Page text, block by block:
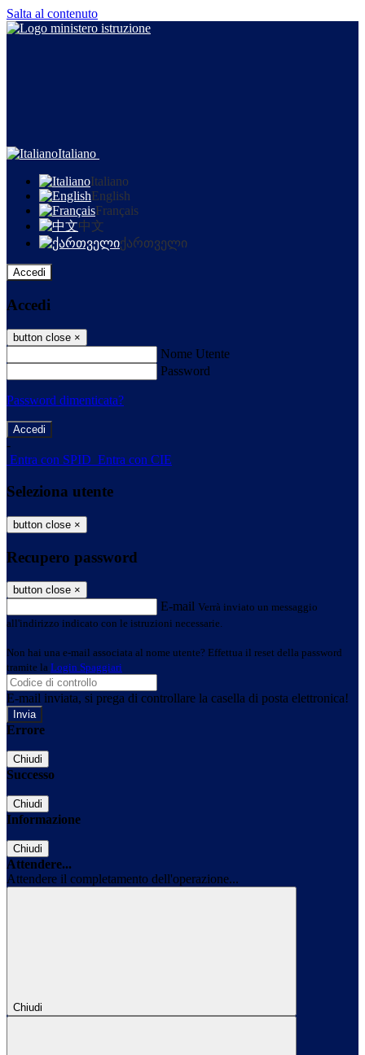
Salta al contenuto
Italiano
Italiano
English
Français
中文
ქართველი
Accedi
Accedi
button close ×
Nome Utente
Password
Password dimenticata?
-
Entra con SPID Entra con CIE
Seleziona utente
button close ×
Recupero password
button close ×
E-mail Verrà inviato un messaggio
all'indirizzo indicato con le istruzioni necessarie.
Non hai una e-mail associata al nome utente? Effettua il reset della password
tramite la Login Spaggiari
E-mail inviata, si prega di controllare la casella di posta elettronica!
Errore
Chiudi
Successo
Chiudi
Informazione
Chiudi
Attendere...
Attendere il completamento dell'operazione...
Chiudi